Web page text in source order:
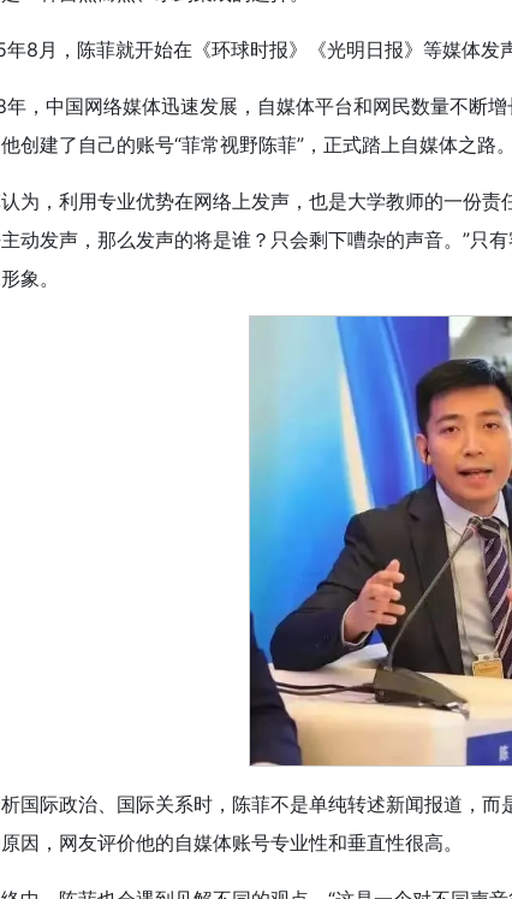
年8月，陈菲就开始在《环球时报》《光明日报》等媒体发
年，中国网络媒体迅速发展，自媒体平台和网民数量不断
创建了自己的账号“菲常视野陈菲”，正式踏上自媒体之路。
为，利用专业优势在网络上发声，也是大学教师的一份
动发声，那么发声的将是谁？只会剩下嘈杂的声音。”只
象。
国际政治、国际关系时，陈菲不是单纯转述新闻报道，
因，网友评价他的自媒体账号专业性和垂直性很高。